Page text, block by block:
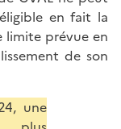
en fait la
limite prévue en
de son
une